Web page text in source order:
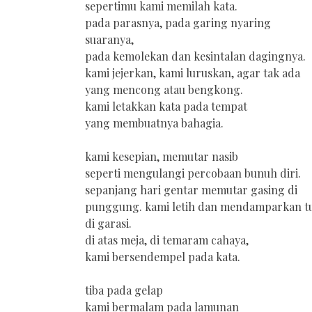
sepertimu kami memilah kata.
pada parasnya, pada garing nyaring
suaranya,
pada kemolekan dan kesintalan dagingnya.
kami jejerkan, kami luruskan, agar tak ada
yang mencong atau bengkong.
kami letakkan kata pada tempat
yang membuatnya bahagia.
kami kesepian, memutar nasib
seperti mengulangi percobaan bunuh diri.
sepanjang hari gentar memutar gasing di
punggung. kami letih dan mendamparkan
di garasi.
di atas meja, di temaram cahaya,
kami bersendempel pada kata.
tiba pada gelap
kami bermalam pada lamunan